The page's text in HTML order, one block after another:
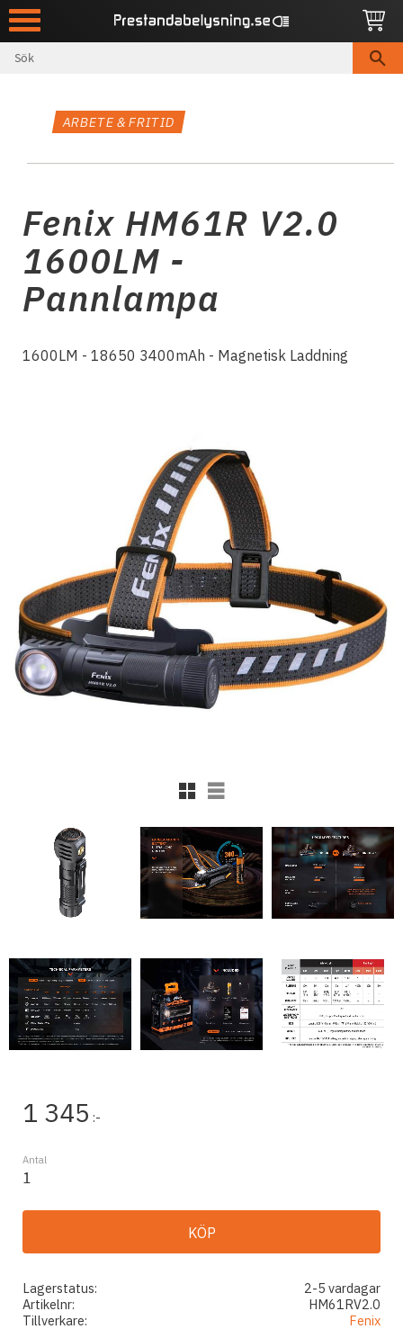
Meny
ARBETE & FRITID
Fenix HM61R V2.0
1600LM -
Pannlampa
1600LM - 18650 3400mAh - Magnetisk Laddning
Rutnätsvy
Listvy
1 345 :-
Antal
KÖP
Lagerstatus
2-5 vardagar
Artikelnr
HM61RV2.0
Tillverkare
Fenix